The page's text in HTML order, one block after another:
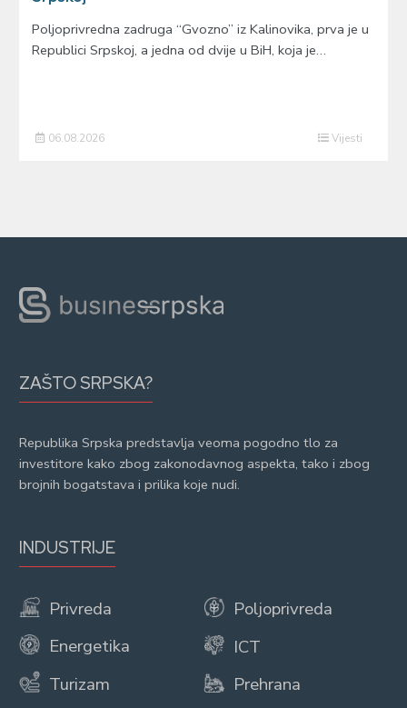
Poljoprivredna zadruga “Gvozno” iz Kalinovika, prva je u
Republici Srpskoj, a jedna od dvije u BiH, koja je…
06.08.2026 Vijesti
ZAŠTO SRPSKA?
Republika Srpska predstavlja veoma pogodno tlo za
investitore kako zbog zakonodavnog aspekta, tako i zbog
brojnih bogatstava i prilika koje nudi.
INDUSTRIJE
Privreda
Energetika
Turizam
Poljoprivreda
ICT
Prehrana